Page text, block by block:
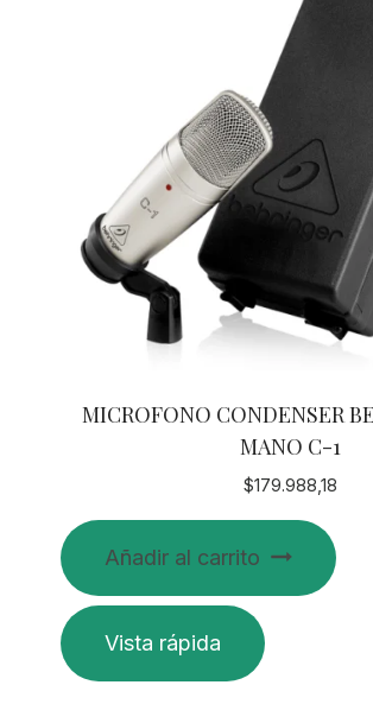
MICROFONO CONDENSER
MANO C-1
$179.988,18
Añadir al carrito
Vista rápida